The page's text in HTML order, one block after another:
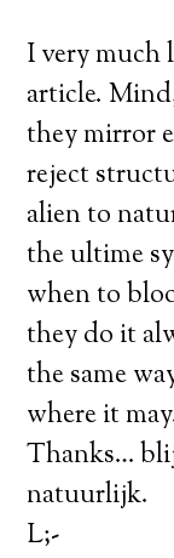
I very
article.
they mirror
reject
alien to
the ultime
when to
they do it
the same
where it
Thanks…
natuurlijk.
L;-